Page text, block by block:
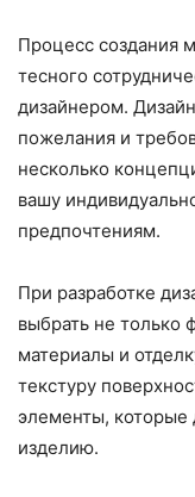
Процесс создания
тесного
дизайнером.
пожелания и
несколько
вашу
предпочтениям.
При разработке
выбрать не только
материалы и
текстуру
элементы, которые
изделию.